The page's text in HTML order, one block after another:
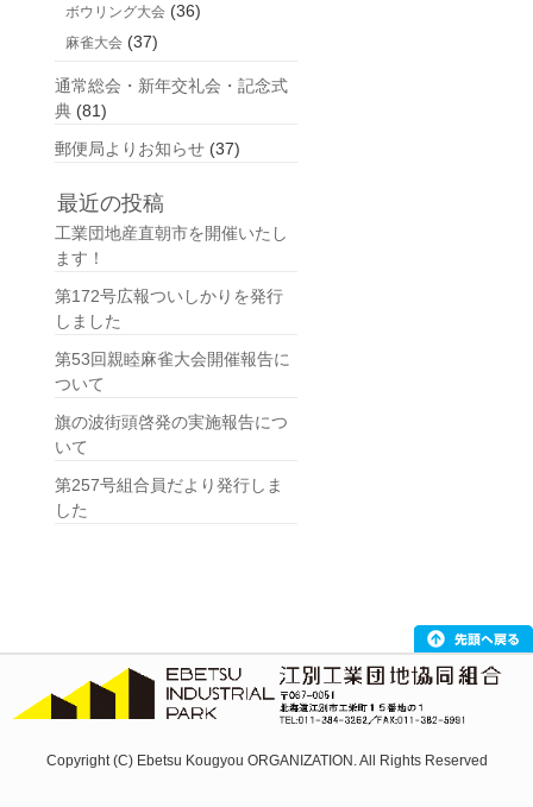
ボウリング大会 (36)
麻雀大会 (37)
通常総会・新年交礼会・記念式
典 (81)
郵便局よりお知らせ (37)
最近の投稿
工業団地産直朝市を開催いたし
ます！
第172号広報ついしかりを発行
しました
第53回親睦麻雀大会開催報告に
ついて
旗の波街頭啓発の実施報告につ
いて
第257号組合員だより発行しま
した
Copyright (C) Ebetsu Kougyou ORGANIZATION. All Rights Reserved